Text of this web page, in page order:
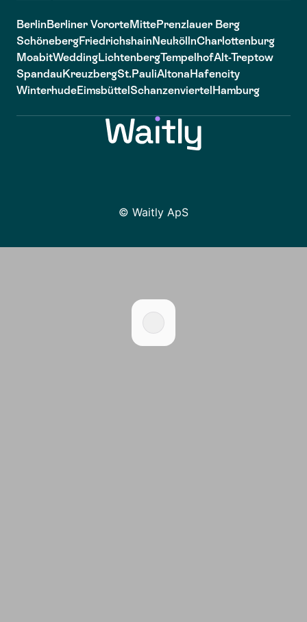
BerlinBerliner VororteMittePrenzlauer Berg
SchönebergFriedrichshainNeuköllnCharlottenburg
MoabitWeddingLichtenbergTempelhofAlt-Treptow
SpandauKreuzbergSt.PauliAltonaHafencity
WinterhudeEimsbüttelSchanzenviertelHamburg
© Waitly ApS